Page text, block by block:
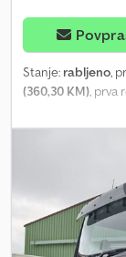
Stanje: rabljeno,
(360,30 KM) ,
5.500 mm, gorivo:
,
7.200 mm, Leto
zavorni sistem),
električno